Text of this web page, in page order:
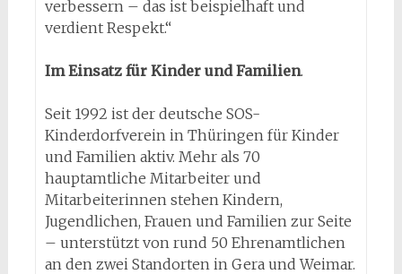
verbessern – das ist beispielhaft und
verdient Respekt.“
Im Einsatz für Kinder und Familien.
Seit 1992 ist der deutsche SOS-
Kinderdorfverein in Thüringen für Kinder
und Familien aktiv. Mehr als 70
hauptamtliche Mitarbeiter und
Mitarbeiterinnen stehen Kindern,
Jugendlichen, Frauen und Familien zur Seite
– unterstützt von rund 50 Ehrenamtlichen
an den zwei Standorten in Gera und Weimar.